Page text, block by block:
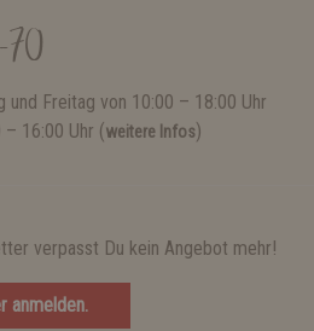
und Freitag von 10:00 – 18:00 Uhr
– 16:00 Uhr (weitere Infos)
verpasst Du kein Angebot mehr!
anmelden.